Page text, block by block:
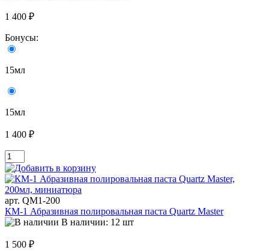
1 400 ₽
Бонусы:
15мл
15мл
1 400 ₽
арт. QM1-200
КМ-1 Абразивная полировальная паста Quartz Master
В наличии: 12 шт
1 500 ₽